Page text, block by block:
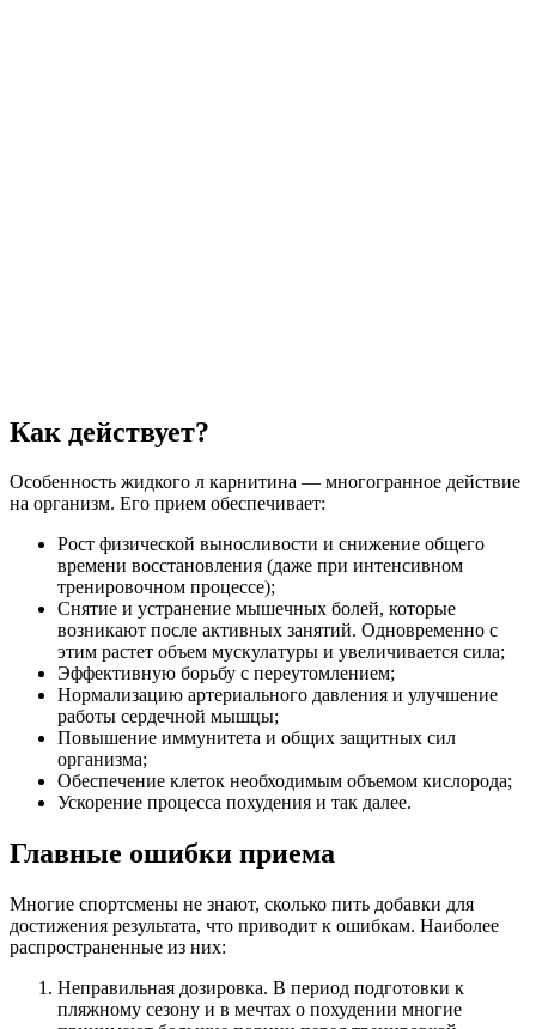
Как действует?
Особенность жидкого л карнитина — многогранное действие
на организм. Его прием обеспечивает:
Рост физической выносливости и снижение общего
времени восстановления (даже при интенсивном
тренировочном процессе);
Снятие и устранение мышечных болей, которые
возникают после активных занятий. Одновременно с
этим растет объем мускулатуры и увеличивается сила;
Эффективную борьбу с переутомлением;
Нормализацию артериального давления и улучшение
работы сердечной мышцы;
Повышение иммунитета и общих защитных сил
организма;
Обеспечение клеток необходимым объемом кислорода;
Ускорение процесса похудения и так далее.
Главные ошибки приема
Многие спортсмены не знают, сколько пить добавки для
достижения результата, что приводит к ошибкам. Наиболее
распространенные из них:
Неправильная дозировка. В период подготовки к
пляжному сезону и в мечтах о похудении многие